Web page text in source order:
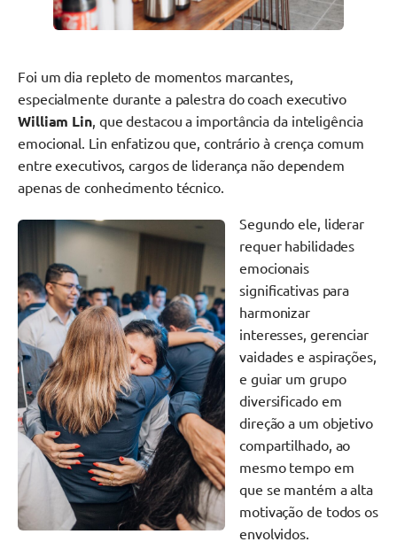
Foi um dia repleto de momentos marcantes,
especialmente durante a palestra do coach executivo
William Lin, que destacou a importância da inteligência
emocional. Lin enfatizou que, contrário à crença comum
entre executivos, cargos de liderança não dependem
apenas de conhecimento técnico.
Segundo ele, liderar
requer habilidades
emocionais
significativas para
harmonizar
interesses, gerenciar
vaidades e aspirações,
e guiar um grupo
diversificado em
direção a um objetivo
compartilhado, ao
mesmo tempo em
que se mantém a alta
motivação de todos os
envolvidos.